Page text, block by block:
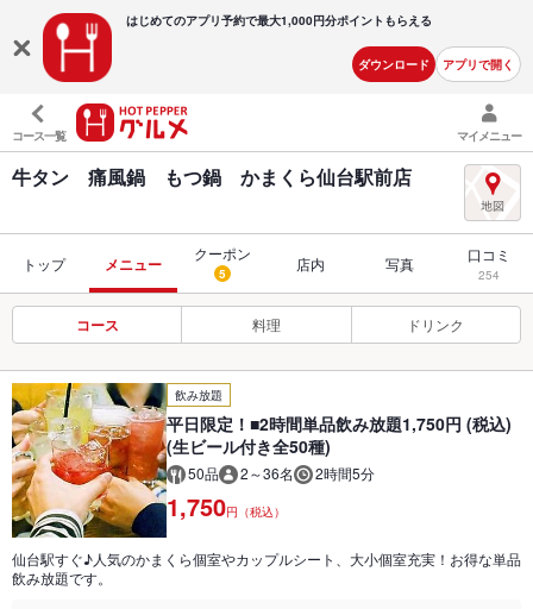
はじめてのアプリ予約で最大1,000円分ポイントもらえる
ダウンロード アプリで開く
コース一覧 マイメニュー
牛タン 痛風鍋 もつ鍋 かまくら仙台駅前店
トップ メニュー
クーポン
5 店内 写真 口コミ
254
コース 料理 ドリンク
飲み放題
平日限定！■2時間単品飲み放題1,750円 (税込)
(生ビール付き全50種)
50品 2～36名 2時間5分
1,750円（税込）
仙台駅すぐ♪人気のかまくら個室やカップルシート、大小個室充実！お得な単品
飲み放題です。